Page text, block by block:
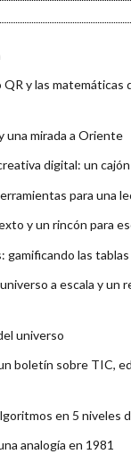
y las matemáticas
una mirada a Oriente
digital: un
para una
y un rincón para
gamificando las
a escala y un
universo
boletín sobre TIC,
en 5 niveles
analogía en 1981